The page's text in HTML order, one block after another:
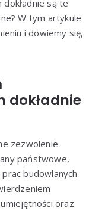
są te
W tym artykule
i dowiemy się,
dokładnie
zezwolenie
państwowe,
budowlanych
oraz